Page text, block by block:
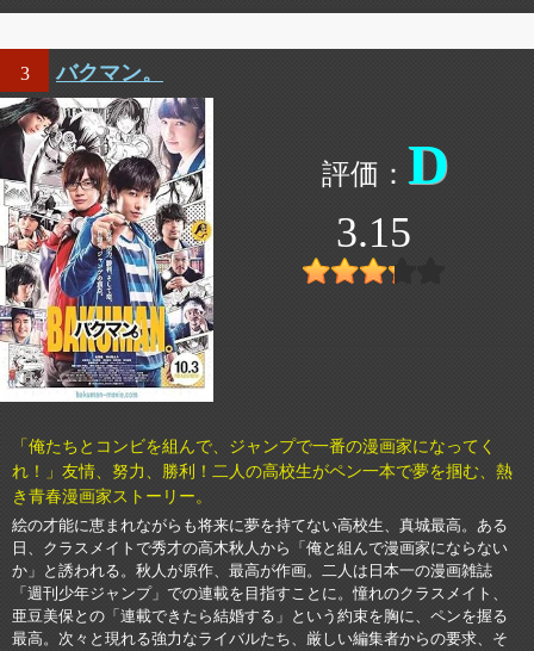
3 バクマン。
D
3.15
「俺たちとコンビを組んで、ジャンプで一番の漫画家になってく
れ！」友情、努力、勝利！二人の高校生がペン一本で夢を掴む、熱
き青春漫画家ストーリー。
絵の才能に恵まれながらも将来に夢を持てない高校生、真城最高。ある
日、クラスメイトで秀才の高木秋人から「俺と組んで漫画家にならない
か」と誘われる。秋人が原作、最高が作画。二人は日本一の漫画雑誌
「週刊少年ジャンプ」での連載を目指すことに。憧れのクラスメイト、
亜豆美保との「連載できたら結婚する」という約束を胸に、ペンを握る
最高。次々と現れる強力なライバルたち、厳しい編集者からの要求、そ